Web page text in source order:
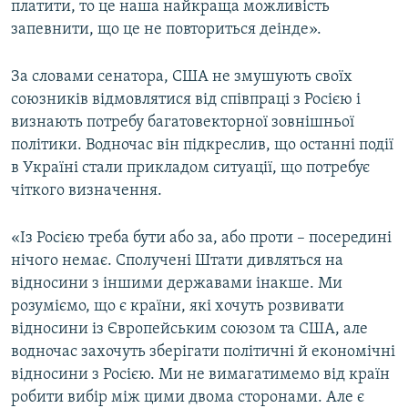
платити, то це наша найкраща можливість
запевнити, що це не повториться деінде».
За словами сенатора, США не змушують своїх
союзників відмовлятися від співпраці з Росією і
визнають потребу багатовекторної зовнішньої
політики. Водночас він підкреслив, що останні події
в Україні стали прикладом ситуації, що потребує
чіткого визначення.
«Із Росією треба бути або за, або проти – посередині
нічого немає. Сполучені Штати дивляться на
відносини з іншими державами інакше. Ми
розуміємо, що є країни, які хочуть розвивати
відносини із Європейським союзом та США, але
водночас захочуть зберігати політичні й економічні
відносини з Росією. Ми не вимагатимемо від країн
робити вибір між цими двома сторонами. Але є